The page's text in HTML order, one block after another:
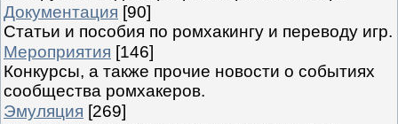
Документация [90]
Статьи и пособия по ромхакингу и переводу игр.
Мероприятия [146]
Конкурсы, а также прочие новости о событиях
сообщества ромхакеров.
Эмуляция [269]